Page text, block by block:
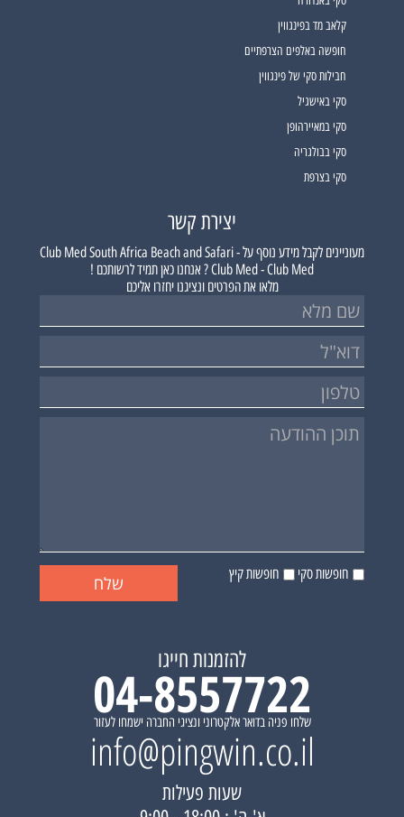
קלאב מד בפינגווין
חופשה באלפים הצרפתיים
חבילות סקי של פינגווין
סקי באישגיל
סקי במאיירהופן
סקי בבולגריה
סקי בצרפת
יצירת קשר
מעוניינים לקבל מידע נוסף עלClub Med South Africa Beach and Safari -
Club Med - Club Med ? אנחנו כאן תמיד לרשותכם !
מלאו את הפרטים ונציגנו יחזרו אליכם
חופשות סקי חופשות קיץ
להזמנות חייגו
04-8557722
שלחו פניה בדואר אלקטרוני ונציגי החברה ישמחו לעזור
info@pingwin.co.il
שעות פעילות